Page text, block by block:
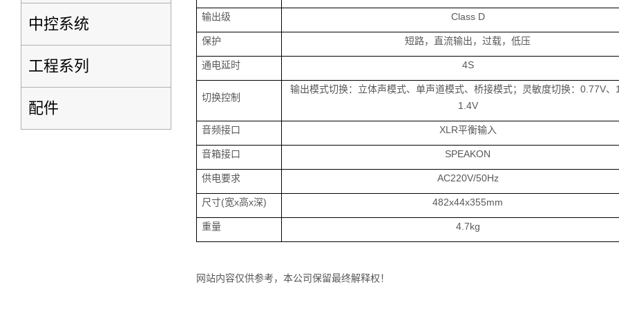
中控系统
工程系列
配件
输出级 Class D
保护 短路，直流输出，过载，低压
通电延时 4S
切换控制
输出模式切换：立体声模式、单声道模式、桥接模式；灵敏度切换：0.77V、
1.4V
音频接口 XLR平衡输入
音箱接口 SPEAKON
供电要求 AC220V/50Hz
尺寸(宽x高x深) 482x44x355mm
重量 4.7kg
网站内容仅供参考，本公司保留最终解释权！